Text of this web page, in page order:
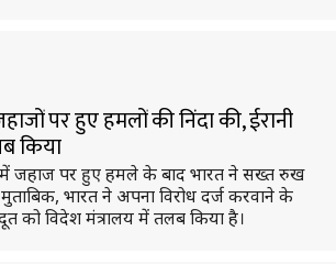
पर हुए हमलों की निंदा की, ईरानी
किया
जहाज पर हुए हमले के बाद भारत ने सख्त रुख
मुताबिक, भारत ने अपना विरोध दर्ज करवाने के
को विदेश मंत्रालय में तलब किया है।